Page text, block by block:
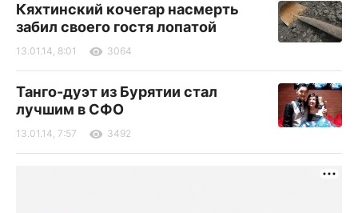
Кяхтинский кочегар насмерть
забил своего гостя лопатой
13.01.14, 8:01 3064
Танго-дуэт из Бурятии стал
лучшим в СФО
13.01.14, 7:57 3492